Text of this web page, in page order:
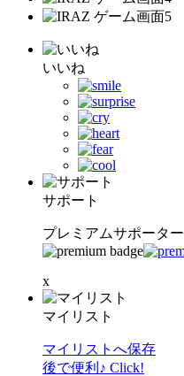
いいね
サポート
プレミアムサポーター
x
マイリスト
マイリストへ保存
後で便利♪ Click!